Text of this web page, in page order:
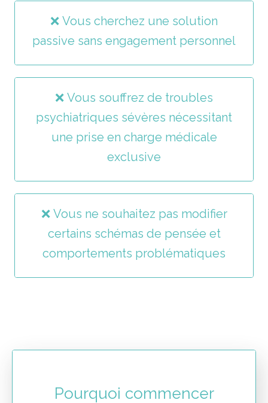
❌ Vous cherchez une solution
passive sans engagement personnel
❌ Vous souffrez de troubles
psychiatriques sévères nécessitant
une prise en charge médicale
exclusive
❌ Vous ne souhaitez pas modifier
certains schémas de pensée et
comportements problématiques
Pourquoi commencer